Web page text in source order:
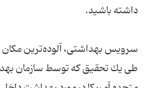
طی یك تحقیق كه توسط سازمان